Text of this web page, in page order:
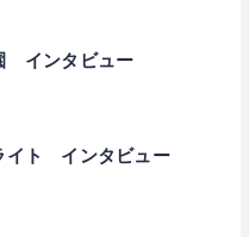
インタビュー
イト インタビュー